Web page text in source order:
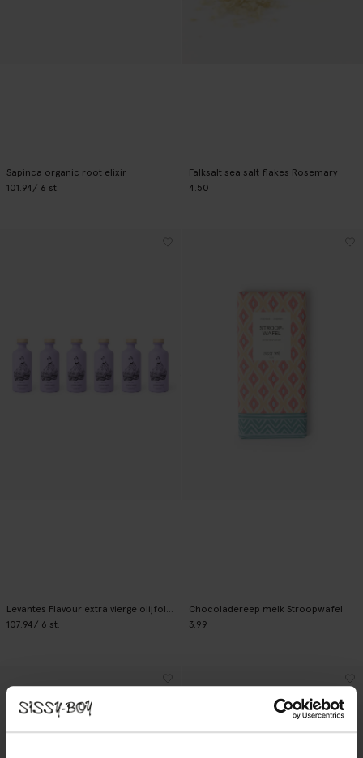
Sapinca organic root elixir
101.94/ 6 st.
Falksalt sea salt flakes Rosemary
4.50
Levantes Flavour extra vierge olijfolie Manaki
107.94/ 6 st.
Chocoladereep melk Stroopwafel
3.99